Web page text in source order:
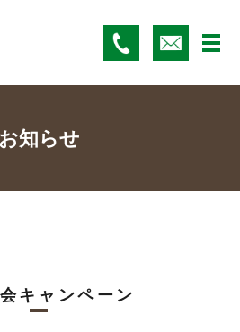
メ
お知らせ
キャンペーン